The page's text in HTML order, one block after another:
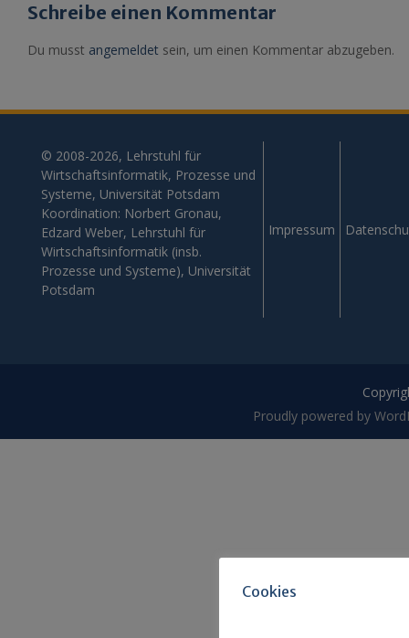
Schreibe einen Kommentar
Du musst angemeldet sein, um einen Kommentar abzugeben.
© 2008-2026, Lehrstuhl für
Wirtschaftsinformatik, Prozesse und
Systeme, Universität Potsdam
Koordination: Norbert Gronau,
Edzard Weber, Lehrstuhl für
Wirtschaftsinformatik (insb.
Prozesse und Systeme), Universität
Potsdam
Impressum
Proudly powered by
Cookies